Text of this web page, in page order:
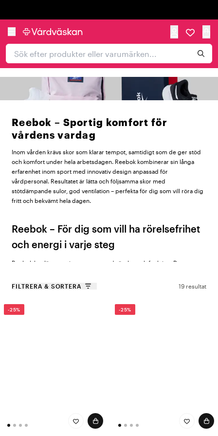
Reebok – Sportig komfort för
vårdens vardag
Inom vården krävs skor som klarar tempot, samtidigt som de ger stöd
och komfort under hela arbetsdagen. Reebok kombinerar sin långa
erfarenhet inom sport med innovativ design anpassad för
vårdpersonal. Resultatet är lätta och följsamma skor med
stötdämpande sulor, god ventilation – perfekta för dig som vill röra dig
fritt och bekvämt hela dagen.
Reebok – För dig som vill ha rörelsefrihet
och energi i varje steg
Reebok har länge varit synonymt med rörelse och funktion. Deras
lätthet – men med den stabilitet som vårdens arbete kräver. Med
kompromissa med komfort eller stil.
belastningen under långa arbetspass.
FILTRERA & SORTERA 19 resultat
-25% -25%